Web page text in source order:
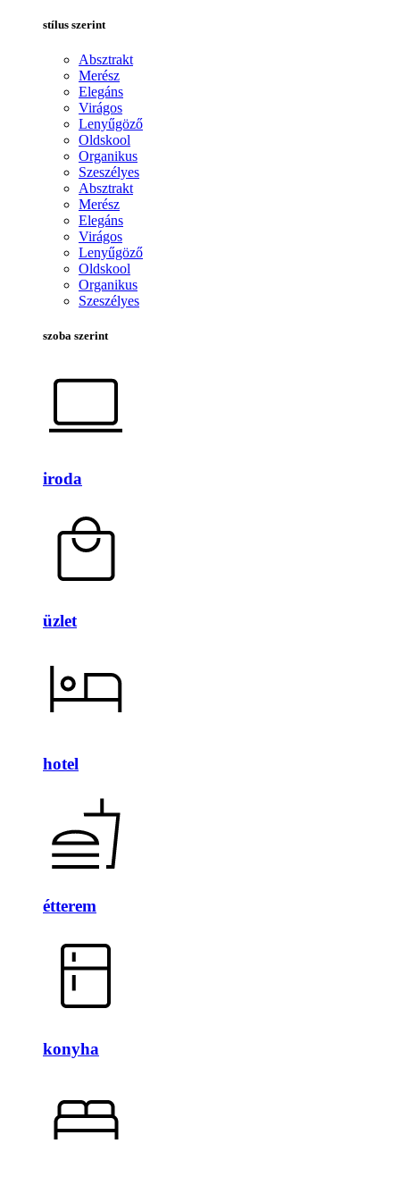
stílus szerint
Absztrakt
Merész
Elegáns
Virágos
Lenyűgöző
Oldskool
Organikus
Szeszélyes
Absztrakt
Merész
Elegáns
Virágos
Lenyűgöző
Oldskool
Organikus
Szeszélyes
szoba szerint
iroda
üzlet
hotel
étterem
konyha